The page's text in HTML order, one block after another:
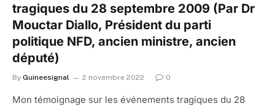
tragiques du 28 septembre 2009 (Par Dr
Mouctar Diallo, Président du parti
politique NFD, ancien ministre, ancien
député)
By Guineesignal 2 novembre 2022 0
Mon témoignage sur les événements tragiques du 28